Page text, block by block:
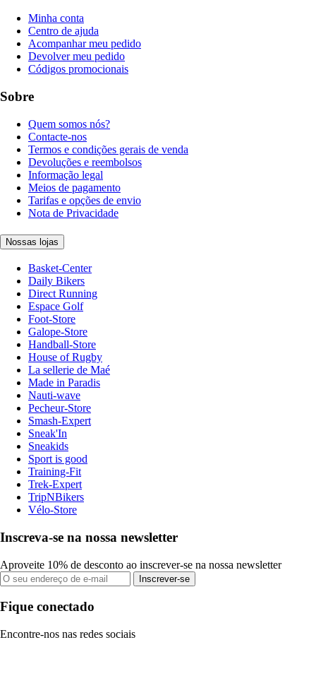
Minha conta
Centro de ajuda
Acompanhar meu pedido
Devolver meu pedido
Códigos promocionais
Sobre
Quem somos nós?
Contacte-nos
Termos e condições gerais de venda
Devoluções e reembolsos
Informação legal
Meios de pagamento
Tarifas e opções de envio
Nota de Privacidade
Nossas lojas
Basket-Center
Daily Bikers
Direct Running
Espace Golf
Foot-Store
Galope-Store
Handball-Store
House of Rugby
La sellerie de Maé
Made in Paradis
Nauti-wave
Pecheur-Store
Smash-Expert
Sneak'In
Sneakids
Sport is good
Training-Fit
Trek-Expert
TripNBikers
Vélo-Store
Inscreva-se na nossa newsletter
Aproveite 10% de desconto ao inscrever-se na nossa newsletter
Inscrever-se
Fique conectado
Encontre-nos nas redes sociais